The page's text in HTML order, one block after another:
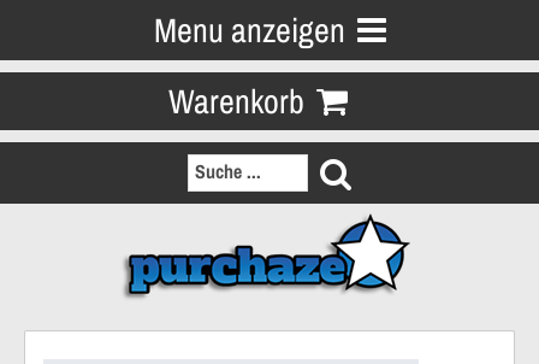
Menu anzeigen
Warenkorb